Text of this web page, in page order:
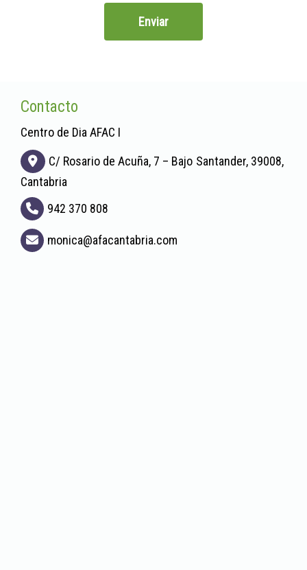
Enviar
Contacto
Centro de Dia AFAC I
C/ Rosario de Acuña, 7 – Bajo Santander, 39008,
Cantabria
942 370 808
monica afacantabria.com